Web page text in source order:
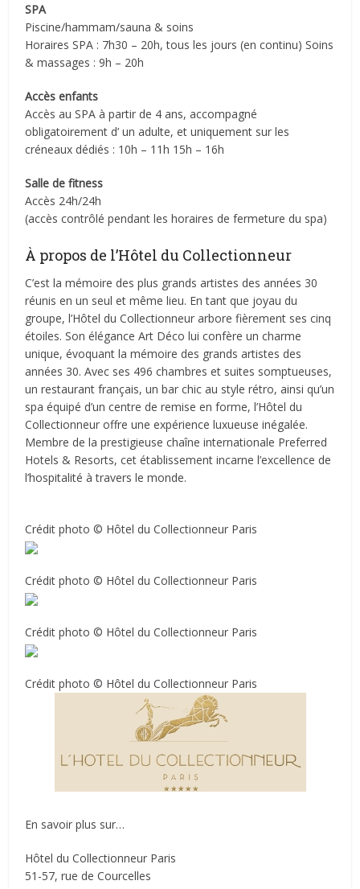
SPA
Piscine/hammam/sauna & soins
Horaires SPA : 7h30 – 20h, tous les jours (en continu) Soins
& massages : 9h – 20h
Accès enfants
Accès au SPA à partir de 4 ans, accompagné
obligatoirement d’ un adulte, et uniquement sur les
créneaux dédiés : 10h – 11h 15h – 16h
Salle de fitness
Accès 24h/24h
(accès contrôlé pendant les horaires de fermeture du spa)
À propos de l’Hôtel du Collectionneur
C’est la mémoire des plus grands artistes des années 30
réunis en un seul et même lieu. En tant que joyau du
groupe, l’Hôtel du Collectionneur arbore fièrement ses cinq
étoiles. Son élégance Art Déco lui confère un charme
unique, évoquant la mémoire des grands artistes des
années 30. Avec ses 496 chambres et suites somptueuses,
un restaurant français, un bar chic au style rétro, ainsi qu’un
spa équipé d’un centre de remise en forme, l’Hôtel du
Collectionneur offre une expérience luxueuse inégalée.
Membre de la prestigieuse chaîne internationale Preferred
Hotels & Resorts, cet établissement incarne l’excellence de
l’hospitalité à travers le monde.
Crédit photo © Hôtel du Collectionneur Paris
Crédit photo © Hôtel du Collectionneur Paris
Crédit photo © Hôtel du Collectionneur Paris
Crédit photo © Hôtel du Collectionneur Paris
En savoir plus sur…
Hôtel du Collectionneur Paris
51-57, rue de Courcelles